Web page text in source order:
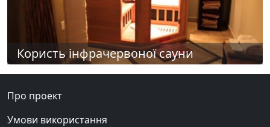
Користь інфрачервоної сауни
Про проект
Умови використання